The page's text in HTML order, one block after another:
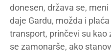
donesen, država se,
daje Gardu, možda i
transport, prinčevi su kao
se zamonarše, ako